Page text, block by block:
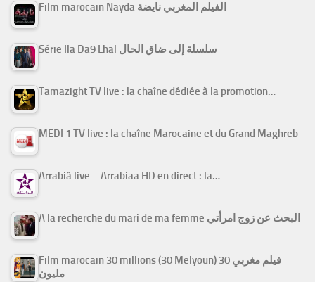
Film marocain Nayda الفيلم المغربي نايضة
Série Ila Da9 Lhal سلسلة إلى ضاق الحال
Tamazight TV live : la chaîne dédiée à la promotion…
MEDI 1 TV live : la chaîne Marocaine et du Grand Maghreb
Arrabiâ live – Arrabiaa HD en direct : la…
A la recherche du mari de ma femme البحث عن زوج امرأتي
Film marocain 30 millions (30 Melyoun) فيلم مغربي 30
مليون